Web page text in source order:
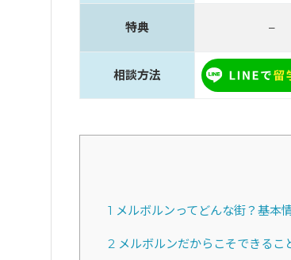
特典 –
相談方法
1 メルボルンってどんな街？基本
2 メルボルンだからこそできるこ